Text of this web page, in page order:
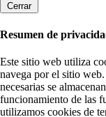
Cerrar
Resumen de
Este sitio web utiliza
navega por el sitio
necesarias se
funcionamiento de las
utilizamos cookies de